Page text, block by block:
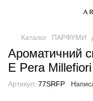
Каталог ПАРФУМИ
Ароматичний
E Pera
Артикул: 77SRFP